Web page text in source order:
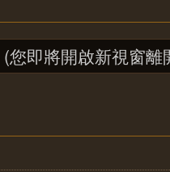
(您即將開啟新視窗離